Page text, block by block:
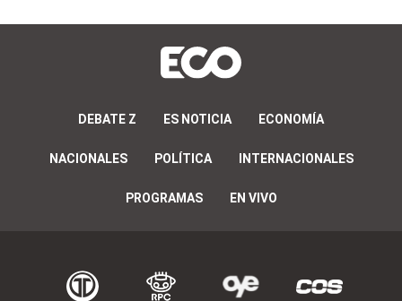
DEBATE Z ES NOTICIA ECONOMÍA
NACIONALES POLÍTICA INTERNACIONALES
PROGRAMAS EN VIVO